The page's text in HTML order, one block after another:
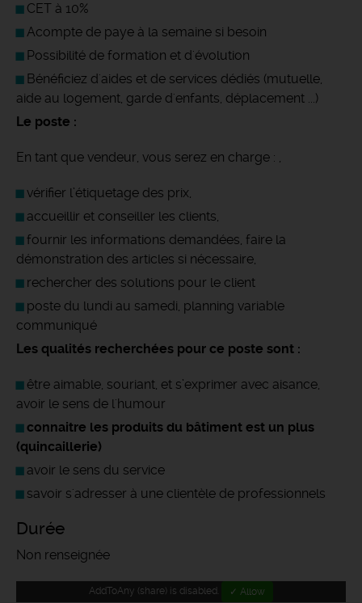
CET à 10%
Acompte de paye à la semaine si besoin
Possibilité de formation et d'évolution
Bénéficiez d'aides et de services dédiés (mutuelle,
aide au logement, garde d'enfants, déplacement ...)
Le poste :
En tant que vendeur, vous serez en charge : ,
vérifier l’étiquetage des prix,
accueillir et conseiller les clients,
fournir les informations demandées, faire la
démonstration des articles si nécessaire,
rechercher des solutions pour le client
poste du lundi au samedi, planning variable
communiqué
Les qualités recherchées pour ce poste sont :
être aimable, souriant, et s’exprimer avec aisance,
avoir le sens de l'humour
connaitre les produits du bâtiment est un plus
(quincaillerie)
avoir le sens du service
savoir s'adresser à une clientèle de professionnels
Durée
Non renseignée
AddToAny (share) is disabled. ✓ Allow